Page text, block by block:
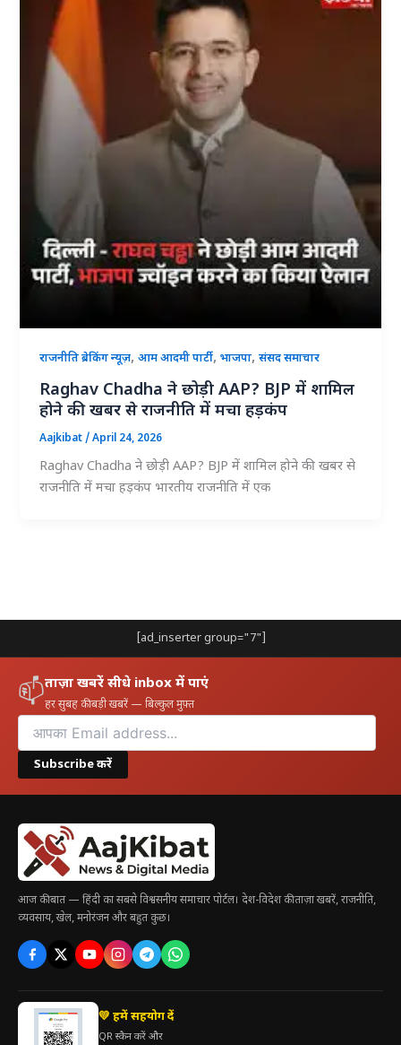
राजनीति ब्रेकिंग न्यूज़,आम आदमी पार्टी,भाजपा,संसद समाचार
Raghav Chadha ने छोड़ी AAP? BJP में शामिल
होने की खबर से राजनीति में मचा हड़कंप
Aajkibat/April 24, 2026
Raghav Chadha ने छोड़ी AAP? BJP में शामिल होने की खबर से
राजनीति में मचा हड़कंप भारतीय राजनीति में एक
[ad_inserter group="7"]
📫ताज़ा खबरें सीधे inbox में पाएं
हर सुबह की बड़ी खबरें — बिल्कुल मुफ़्त
Subscribe करें
आज की बात — हिंदी का सबसे विश्वसनीय समाचार पोर्टल। देश-विदेश की ताज़ा खबरें, राजनीति,
व्यवसाय, खेल, मनोरंजन और बहुत कुछ।
💛 हमें सहयोग दें
QR स्कैन करें और